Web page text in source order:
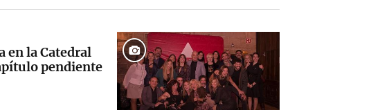
en la Catedral
pendiente